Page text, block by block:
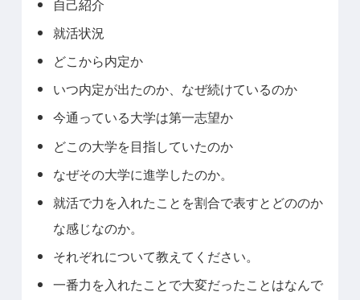
自己紹介
就活状況
どこから内定か
いつ内定が出たのか、なぜ続けているのか
今通っている大学は第一志望か
どこの大学を目指していたのか
なぜその大学に進学したのか。
就活で力を入れたことを割合で表すとどののか
な感じなのか。
それぞれについて教えてください。
一番力を入れたことで大変だったことはなんで